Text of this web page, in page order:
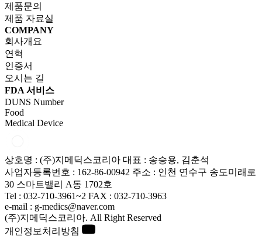
제품문의
제품 자료실
COMPANY
회사개요
연혁
인증서
오시는 길
FDA 서비스
DUNS Number
Food
Medical Device
상호명 : (주)지메딕스코리아 대표 : 송승용, 김춘석
사업자등록번호 : 162-86-00942 주소 : 인천 연수구 송도미래로
30 스마트밸리 A동 1702호
Tel : 032-710-3961~2 FAX : 032-710-3963
e-mail : g-medics@naver.com
(주)지메딕스코리아. All Right Reserved
개인정보처리방침